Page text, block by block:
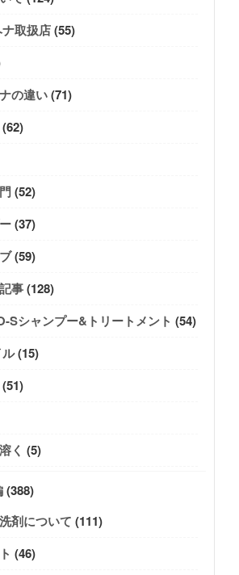
取扱店(55)
の違い(71)
(62)
(52)
(37)
(59)
事(128)
Sシャンプー&トリートメント (54)
(15)
(51)
く (5)
(388)
剤について (111)
(46)